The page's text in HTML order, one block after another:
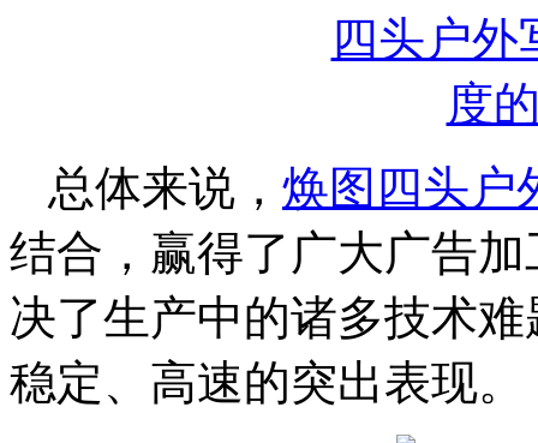
总体来说， 焕图四头户
结合，赢得了广大广告
决了生产中的诸多技术
稳定、高速的突出表现。